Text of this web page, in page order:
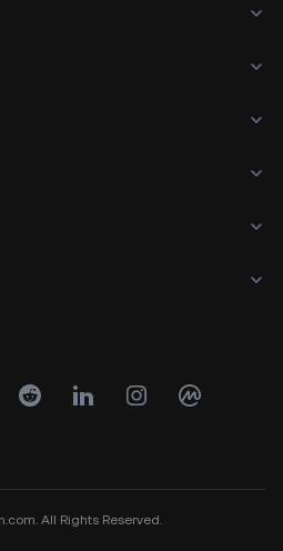
All Rights Reserved.